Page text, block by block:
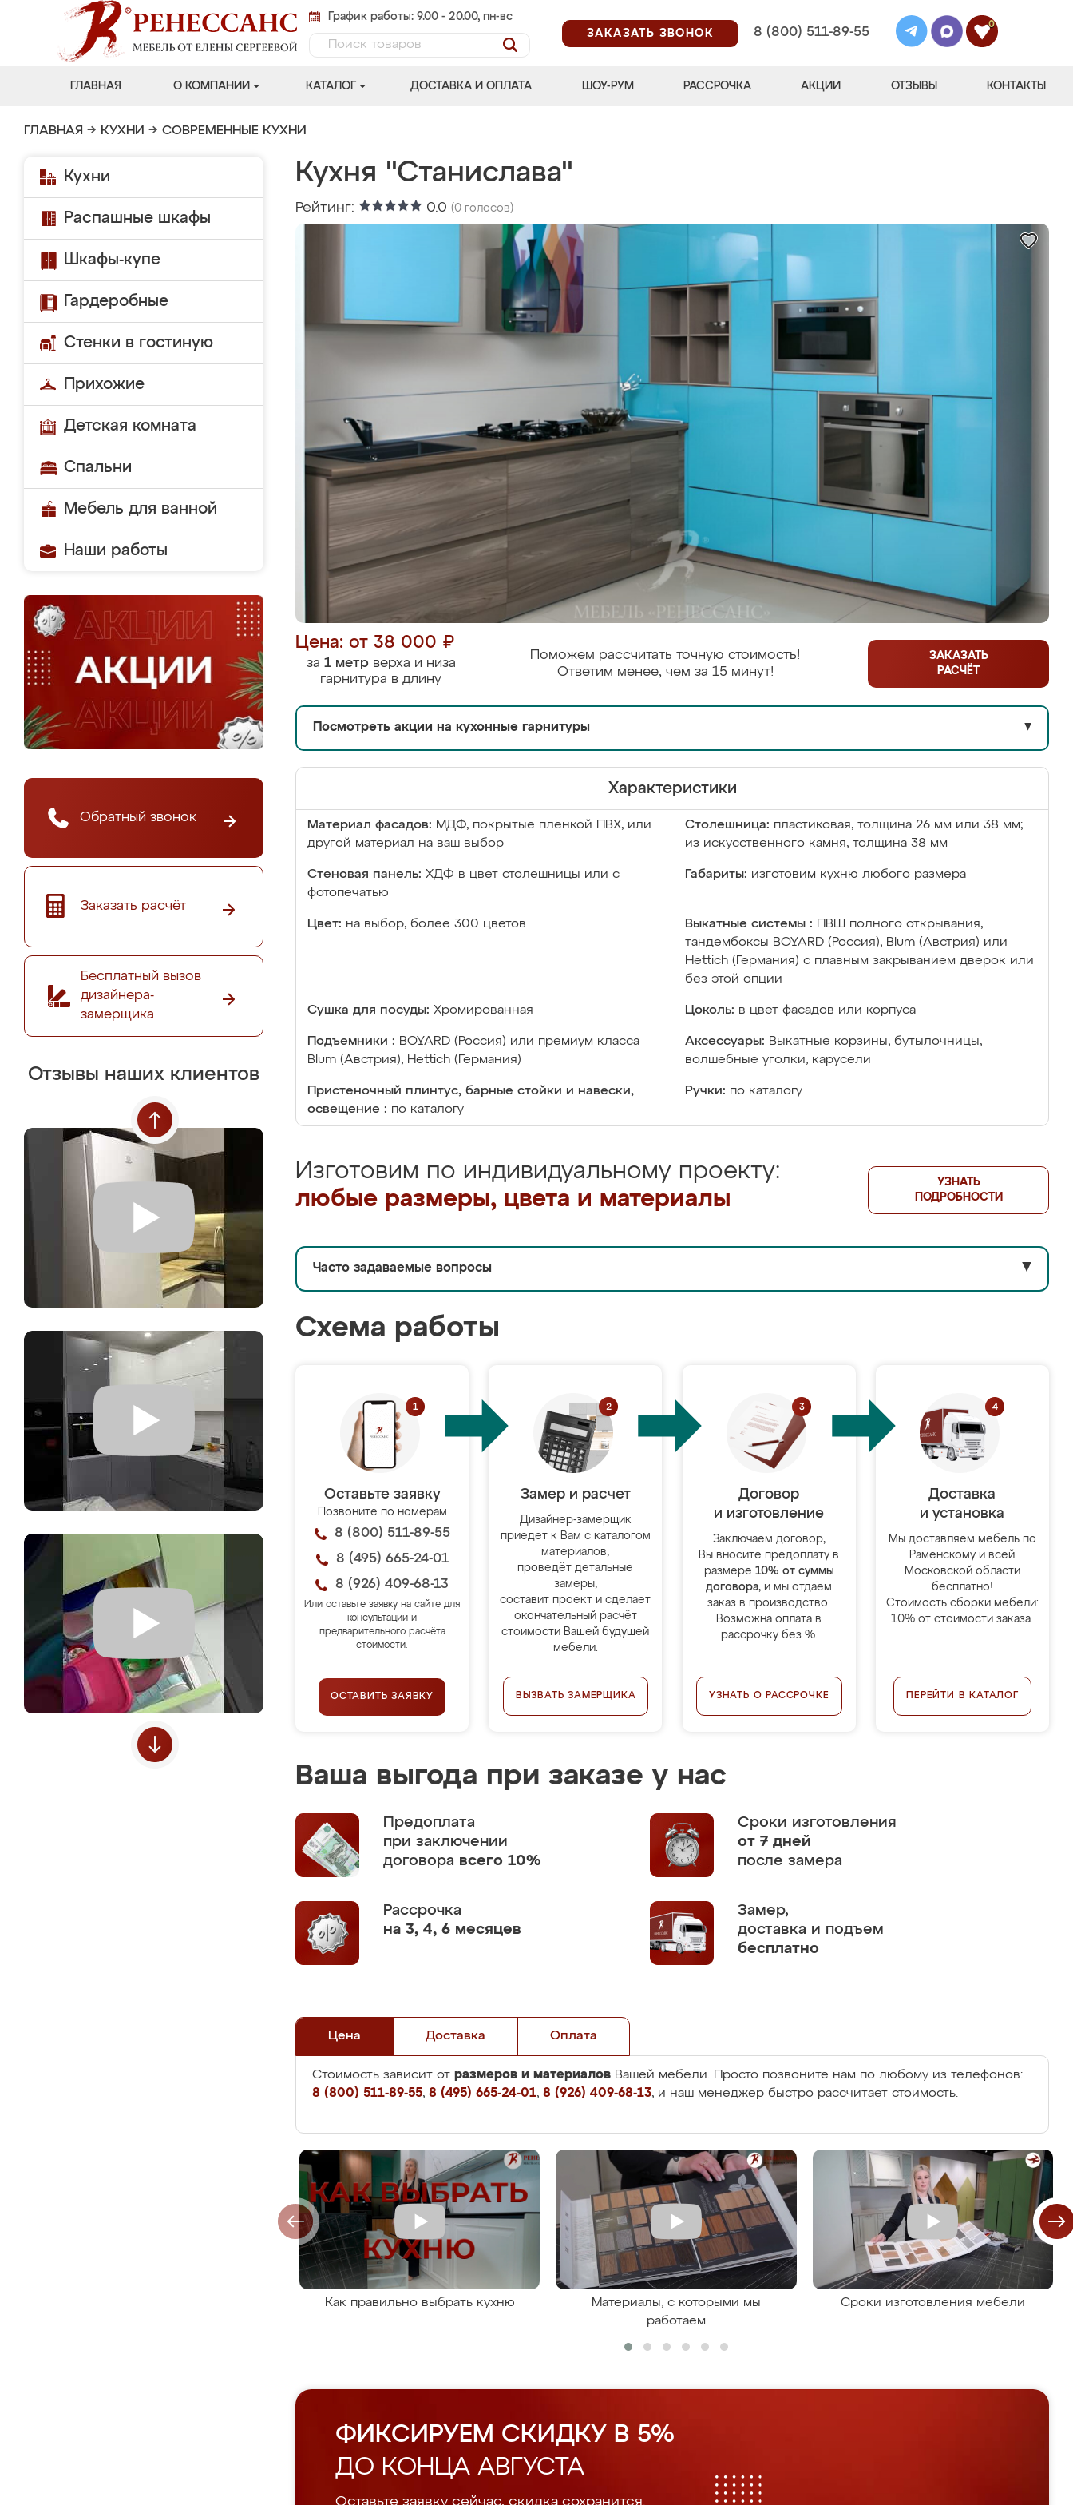
График работы: 9.00 - 20.00, пн-вс
ЗАКАЗАТЬ ЗВОНОК
8 (800) 511-89-55
0
ГЛАВНАЯ О КОМПАНИИ КАТАЛОГ ДОСТАВКА И ОПЛАТА ШОУ-РУМ РАССРОЧКА АКЦИИ ОТЗЫВЫ КОНТАКТЫ
ГЛАВНАЯ → КУХНИ → СОВРЕМЕННЫЕ КУХНИ
Кухни
Распашные шкафы
Шкафы-купе
Гардеробные
Стенки в гостиную
Прихожие
Детская комната
Спальни
Мебель для ванной
Наши работы
Обратный звонок
Заказать расчёт
Бесплатный вызов
дизайнера-
замерщика
Отзывы наших клиентов
Кухня "Станислава"
Рейтинг: 0.0 (0 голосов)
Цена: от 38 000 ₽
за 1 метрверха и низа
гарнитура в длину
Поможем рассчитать точную стоимость!
Ответим менее, чем за 15 минут!
ЗАКАЗАТЬ
РАСЧЁТ
Посмотреть акции на кухонные гарнитуры ▼
Характеристики
Материал фасадов: МДФ, покрытые плёнкой ПВХ, или
другой материал на ваш выбор
Столешница: пластиковая, толщина 26 мм или 38 мм;
из искусственного камня, толщина 38 мм
Стеновая панель: ХДФ в цвет столешницы или с
фотопечатью
Габариты: изготовим кухню любого размера
Цвет: на выбор, более 300 цветов Выкатные системы :
ПВШ полного открывания,
тандембоксы BOYARD (Россия), Blum (Австрия) или
Hettich (Германия) с плавным закрыванием дверок или
без этой опции
Сушка для посуды: Хромированная Цоколь: в цвет фасадов или корпуса
Подъемники : BOYARD (Россия) или премиум класса
Blum (Австрия), Hettich (Германия)
Аксессуары: Выкатные корзины, бутылочницы,
волшебные уголки, карусели
Пристеночный плинтус, барные стойки и навески,
освещение : по каталогу
Ручки: по каталогу
Изготовим по индивидуальному проекту:
любые размеры, цвета и материалы
УЗНАТЬ
ПОДРОБНОСТИ
Часто задаваемые вопросы ▼
Схема работы
Оставьте заявку
Позвоните по номерам
8 (800) 511-89-55
8 (495) 665-24-01
8 (926) 409-68-13
Или оставьте заявку на сайте для
консультации и
предварительного расчёта
стоимости.
ОСТАВИТЬ ЗАЯВКУ
Замер и расчет
Дизайнер-замерщик
приедет к Вам с каталогом
материалов,
проведёт детальные
замеры,
составит проект и сделает
окончательный расчёт
стоимости Вашей будущей
мебели.
ВЫЗВАТЬ ЗАМЕРЩИКА
Договор
и изготовление
Заключаем договор,
Вы вносите предоплату в
размере 10% от суммы
договора, и мы отдаём
заказ в производство.
Возможна оплата в
рассрочку без %.
УЗНАТЬ О РАССРОЧКЕ
Доставка
и установка
Мы доставляем мебель по
Раменскому и всей
Московской области
бесплатно!
Стоимость сборки мебели:
10% от стоимости заказа.
ПЕРЕЙТИ В КАТАЛОГ
Ваша выгода при заказе у нас
Предоплата
при заключении
договора всего 10%
Сроки изготовления
от 7 дней
после замера
Рассрочка
на 3, 4, 6 месяцев
Замер,
доставка и подъем
бесплатно
Цена Доставка Оплата
Стоимость зависит от размеров и материалов Вашей мебели. Просто позвоните нам по любому из телефонов:
8 (800) 511-89-55, 8 (495) 665-24-01, 8 (926) 409-68-13, и наш менеджер быстро рассчитает стоимость.
Как правильно выбрать кухню
Материалы, с которыми мы
работаем
Сроки изготовления мебели
ФИКСИРУЕМ СКИДКУ В 5%
ДО КОНЦА АВГУСТА
Оставьте заявку сейчас, скидка сохранится.